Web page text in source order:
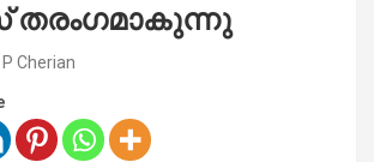
തരംഗമാകുന്നു
P Cherian